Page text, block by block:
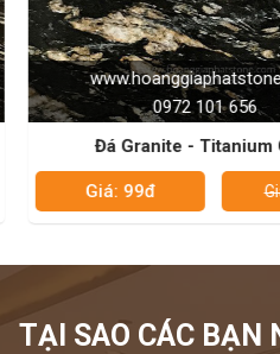
www.hoanggiaphatstone.com
0972 101 656
Đá Granite - Titanium Gold
TẠI SAO CÁC BẠN